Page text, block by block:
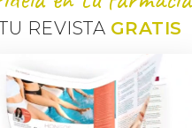
REVISTA GRATIS